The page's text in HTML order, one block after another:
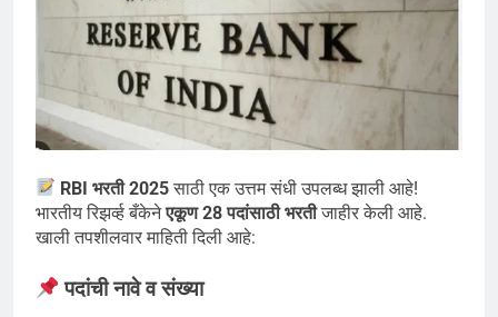
RBI भरती 2025साठी एक उत्तम संधी उपलब्ध झाली आहे!
भारतीय रिझर्व्ह बँकेनेएकूण 28 पदांसाठी भरतीजाहीर केली आहे.
खाली तपशीलवार माहिती दिली आहे:
पदांची नावे व संख्या